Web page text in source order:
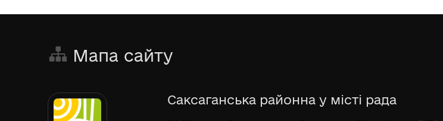
Мапа сайту
Саксаганська районна у місті рада